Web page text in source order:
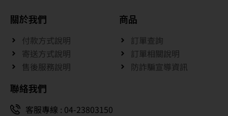
關於我們
付款方式說明
寄送方式說明
售後服務說明
商品
訂單查詢
訂單相關說明
防詐騙宣導資訊
聯絡我們
客服專線 : 04-23803150